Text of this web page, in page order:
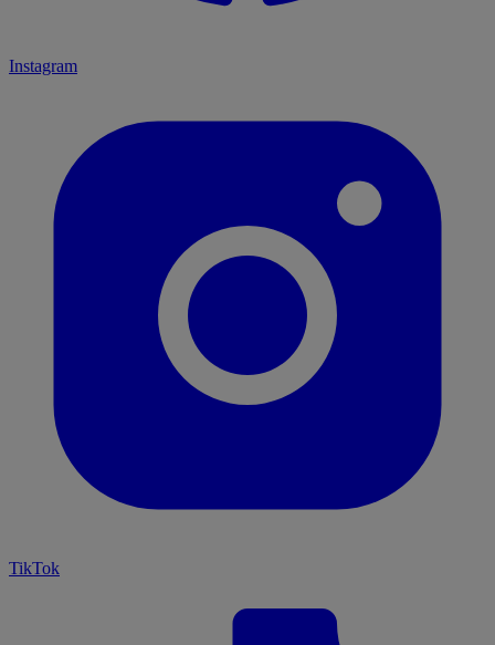
Instagram
TikTok